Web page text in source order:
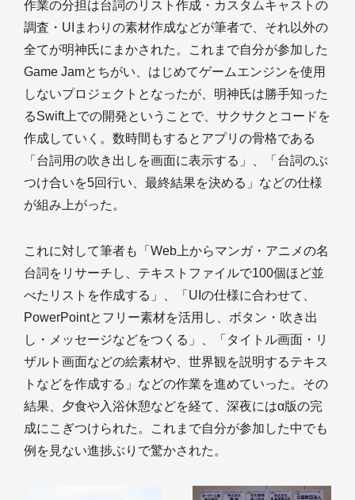
作業の分担は台詞のリスト作成・カスタムキャストの
調査・UIまわりの素材作成などが筆者で、それ以外の
全てが明神氏にまかされた。これまで自分が参加した
Game Jamとちがい、はじめてゲームエンジンを使用
しないプロジェクトとなったが、明神氏は勝手知った
るSwift上での開発ということで、サクサクとコードを
作成していく。数時間もするとアプリの骨格である
「台詞用の吹き出しを画面に表示する」、「台詞のぶ
つけ合いを5回行い、最終結果を決める」などの仕様
が組み上がった。
これに対して筆者も「Web上からマンガ・アニメの名
台詞をリサーチし、テキストファイルで100個ほど並
べたリストを作成する」、「UIの仕様に合わせて、
PowerPointとフリー素材を活用し、ボタン・吹き出
し・メッセージなどをつくる」、「タイトル画面・リ
ザルト画面などの絵素材や、世界観を説明するテキス
トなどを作成する」などの作業を進めていった。その
結果、夕食や入浴休憩などを経て、深夜にはα版の完
成にこぎつけられた。これまで自分が参加した中でも
例を見ない進捗ぶりで驚かされた。